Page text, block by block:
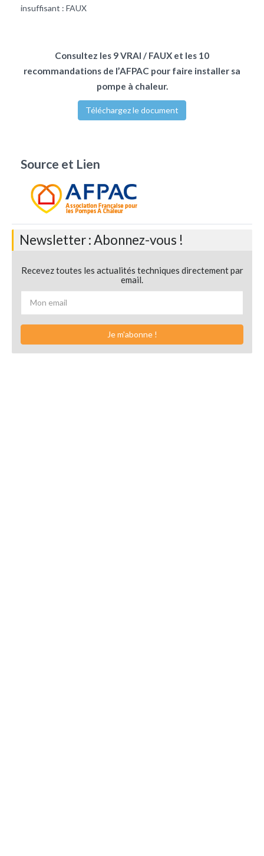
insuffisant : FAUX
Consultez les 9 VRAI / FAUX et les 10
recommandations de l’AFPAC pour faire installer sa
pompe à chaleur.
Téléchargez le document
Source et Lien
Newsletter : Abonnez-vous !
Recevez toutes les actualités techniques directement par
email.
Je m'abonne !